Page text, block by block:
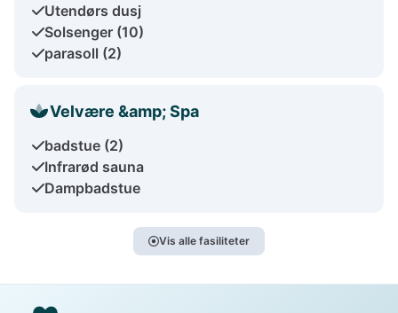
Utendørs dusj
Solsenger (10)
parasoll (2)
Velvære &amp; Spa
badstue (2)
Infrarød sauna
Dampbadstue
Vis alle fasiliteter